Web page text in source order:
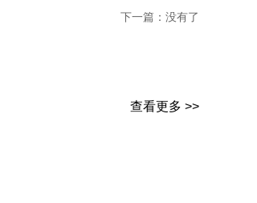
下一篇：没有了
查看更多 >>